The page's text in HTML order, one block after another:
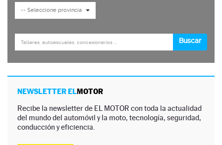
NEWSLETTER ELMOTOR
Recibe la newsletter de EL MOTOR con toda la actualidad
del mundo del automóvil y la moto, tecnología, seguridad,
conducción y eficiencia.